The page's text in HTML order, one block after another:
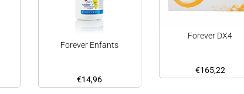
Forever Enfants
€14,96
Forever DX4
€165,22